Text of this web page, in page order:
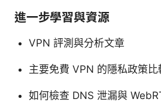
進一步學習與資源
VPN 評測與分析文章
主要免費 VPN 的隱私政策比
如何檢查 DNS 泄漏與